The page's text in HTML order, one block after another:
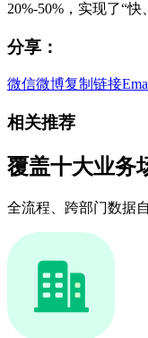
20%-50%，实现了“快
分享：
微信微博复制链接
相关推荐
覆盖十大业务
全流程、跨部门数据